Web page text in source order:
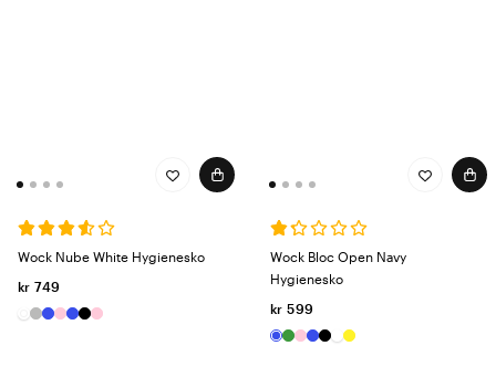
Wock Nube White Hygienesko
kr 749
Wock Bloc Open Navy
Hygienesko
kr 599